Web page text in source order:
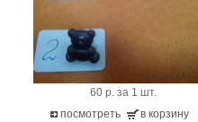
60 р. за 1 шт.
посмотреть
в корзину